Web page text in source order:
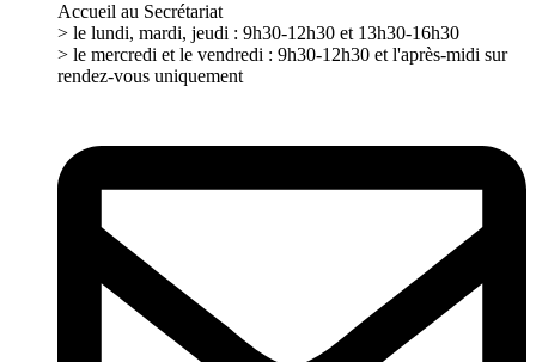
Accueil au Secrétariat
> le lundi, mardi, jeudi : 9h30-12h30 et 13h30-16h30
> le mercredi et le vendredi : 9h30-12h30 et l'après-midi sur
rendez-vous uniquement